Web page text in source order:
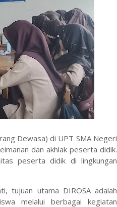
Dewasa) di UPT SMA Negeri
dan akhlak peserta didik.
peserta didik di lingkungan
tujuan utama DIROSA adalah
melalui berbagai kegiatan